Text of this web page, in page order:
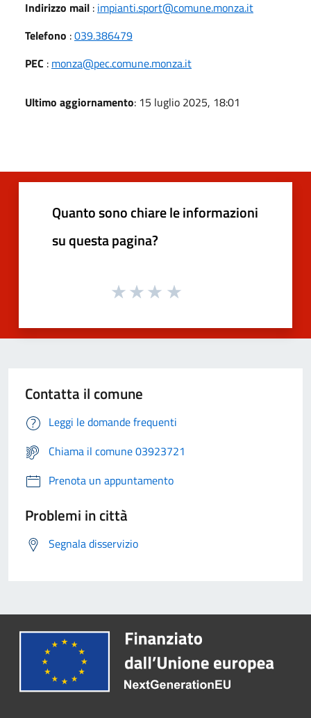
Indirizzo mail : impianti.sport@comune.monza.it
Telefono :039.386479
PEC : monza@pec.comune.monza.it
Ultimo aggiornamento: 15 luglio 2025, 18:01
Quanto sono chiare le informazioni
su questa pagina?
Contatta il comune
Leggi le domande frequenti
Chiama il comune 03923721
Prenota un appuntamento
Problemi in città
Segnala disservizio